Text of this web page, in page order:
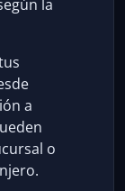
la
a
o